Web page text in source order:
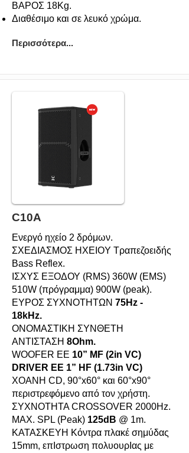
ΒΑΡΟΣ 18Kg.
Διαθέσιμο και σε λευκό χρώμα.
Περισσότερα...
C10A
Ενεργό ηχείο 2 δρόμων.
ΣΧΕΔΙΑΣΜΟΣ HXEIOY Τραπεζοειδής
Bass Reflex.
ΙΣΧΥΣ ΕΞΟΔΟΥ (RMS) 360W (EMS)
510W (πρόγραμμα) 900W (peak).
ΕΥΡΟΣ ΣΥΧΝΟΤΗΤΩΝ 75Hz -
18kHz.
ΟΝΟΜΑΣΤΙΚΗ ΣΥΝΘΕΤΗ
ΑΝΤΙΣΤΑΣΗ 8Ohm.
WOOFER ΕΕ 10” MF (2in VC)
DRIVER ΕΕ 1” HF (1.73in VC)
XOANH CD, 90°x60° και 60°x90°
περιστρεφόμενο από τον χρήστη.
ΣΥΧΝOΤΗΤΑ CROSSOVER 2000Hz.
MAX. SPL (Peak) 125dB @ 1m.
ΚΑΤΑΣΚΕΥΗ Κόντρα πλακέ σημύδας
15mm, επΙστρωση πολυουρΙας με